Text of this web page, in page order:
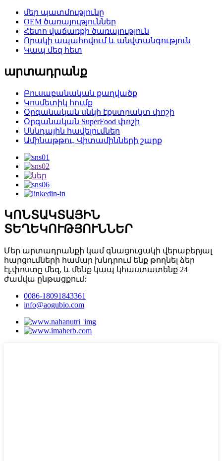
մեր պատմությունը
OEM ծառայություններ
Հետո վաճառքի ծառայություն
Որակի ապահովում և անվտանգություն
Կապ մեզ հետ
արտադրանք
Բուսաբանական քաղվածք
Կոսմետիկ հումք
Օրգանական սնկի էքստրակտ փոշի
Օրգանական SuperFood փոշի
Սննդային հավելումներ
Ամինաթթու, Վիտամինների շարք
ԿՈՆՏԱԿՏԱՅԻՆ
ՏԵՂԵԿՈՒԹՅՈՒՆՆԵՐ
Մեր արտադրանքի կամ գնացուցակի վերաբերյալ
հարցումների համար խնդրում ենք թողնել ձեր
էլ.փոստը մեզ, և մենք կապ կհաստատենք 24
ժամվա ընթացքում:
0086-18091843361
info@aogubio.com